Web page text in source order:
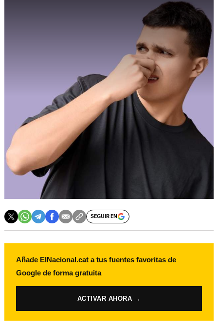
SEGUIR EN
Añade ElNacional.cat a tus fuentes favoritas de
Google de forma gratuita
ACTIVAR AHORA →